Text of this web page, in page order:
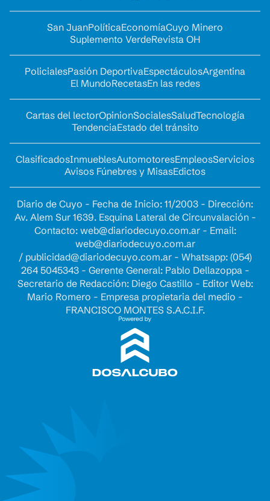
San JuanPolíticaEconomíaCuyo Minero
Suplemento VerdeRevista OH
PolicialesPasión DeportivaEspectáculosArgentina
El MundoRecetasEn las redes
Cartas del lectorOpinionSocialesSaludTecnología
TendenciaEstado del tránsito
ClasificadosInmueblesAutomotoresEmpleosServicios
Avisos Fúnebres y MisasEdictos
Diario de Cuyo - Fecha de Inicio: 11/2003 - Dirección:
Av. Alem Sur 1639. Esquina Lateral de Circunvalación -
Contacto: web@diariodecuyo.com.ar- Email:
web@diariodecuyo.com.ar
/ publicidad@diariodecuyo.com.ar- Whatsapp: (054)
264 5045343 - Gerente General: Pablo Dellazoppa -
Secretario de Redacción: Diego Castillo - Editor Web:
Mario Romero - Empresa propietaria del medio -
FRANCISCO MONTES S.A.C.I.F.